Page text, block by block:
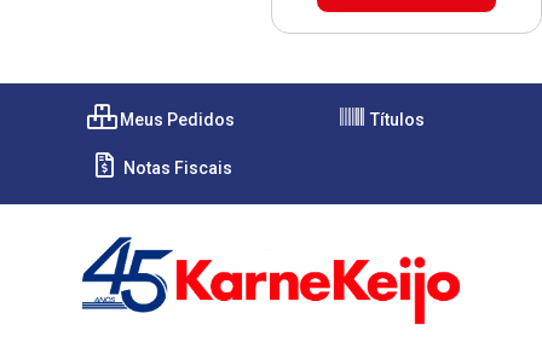
Meus Pedidos Títulos
Notas Fiscais